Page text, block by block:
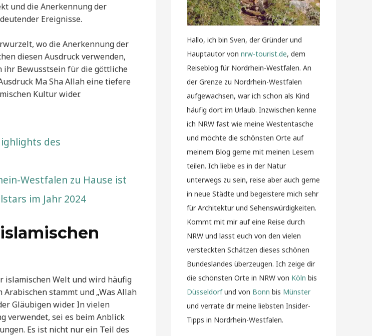
und die Anerkennung der
Ereignisse.
wo die Anerkennung der
diesen Ausdruck verwenden,
ihr Bewusstsein für die göttliche
Ma Sha Allah eine tiefere
Kultur wider.
des
Westfalen zu Hause ist
im Jahr 2024
islamischen Welt und wird häufig
stammt und „Was Allah
Gläubigen wider. In vielen
verwendet, sei es beim Anblick
Es ist nicht nur ein Teil des
Hallo, ich bin Sven, der Gründer und
Hauptautor von nrw-tourist.de, dem
Reiseblog für Nordrhein-Westfalen. An
der Grenze zu Nordrhein-Westfalen
aufgewachsen, war ich schon als Kind
häufig dort im Urlaub. Inzwischen kenne
ich NRW fast wie meine Westentasche
und möchte die schönsten Orte auf
meinem Blog gerne mit meinen Lesern
teilen. Ich liebe es in der Natur
unterwegs zu sein, reise aber auch gerne
in neue Städte und begeistere mich sehr
für Architektur und Sehenswürdigkeiten.
Kommt mit mir auf eine Reise durch
NRW und lasst euch von den vielen
versteckten Schätzen dieses schönen
Bundeslandes überzeugen. Ich zeige dir
die schönsten Orte in NRW von Köln bis
Düsseldorfund von Bonn bis Münster
und verrate dir meine liebsten Insider-
Tipps in Nordrhein-Westfalen.